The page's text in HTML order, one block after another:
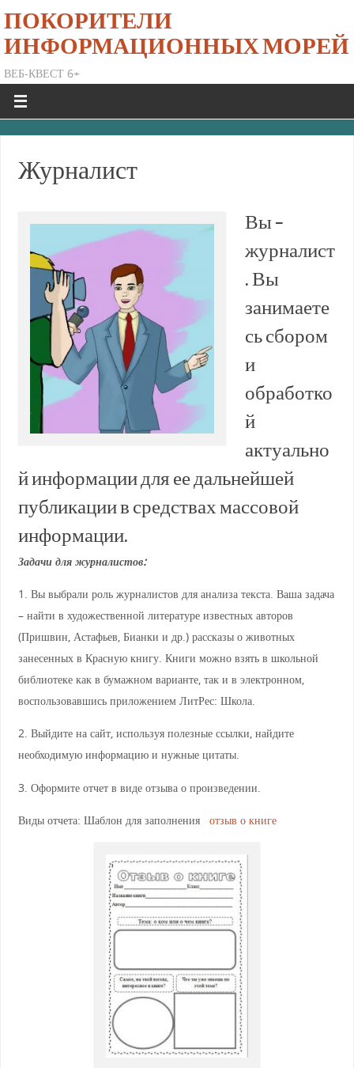
ПОКОРИТЕЛИ
ИНФОРМАЦИОННЫХ МОРЕЙ
ВЕБ-КВЕСТ 6+
Журналист
Вы –
журналист
. Вы
занимаете
сь сбором
и
обработко
й
актуально
й информации для ее дальнейшей
публикации в средствах массовой
информации.
Задачи для журналистов:
1. Вы выбрали роль журналистов для анализа текста. Ваша задача
– найти в художественной литературе известных авторов
(Пришвин, Астафьев, Бианки и др.) рассказы о животных
занесенных в Красную книгу. Книги можно взять в школьной
библиотеке как в бумажном варианте, так и в электронном,
воспользовавшись приложением ЛитРес: Школа.
2. Выйдите на сайт, используя полезные ссылки, найдите
необходимую информацию и нужные цитаты.
3. Оформите отчет в виде отзыва о произведении.
Виды отчета: Шаблон для заполнения отзыв о книге